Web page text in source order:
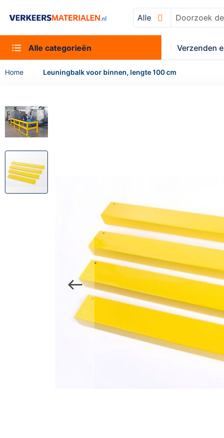
Alle
Alle categorieën Verzenden
Home Leuningbalk voor binnen, lengte 100 cm
Ga
naar
het
einde
de
afbeeldingen-
gallerij